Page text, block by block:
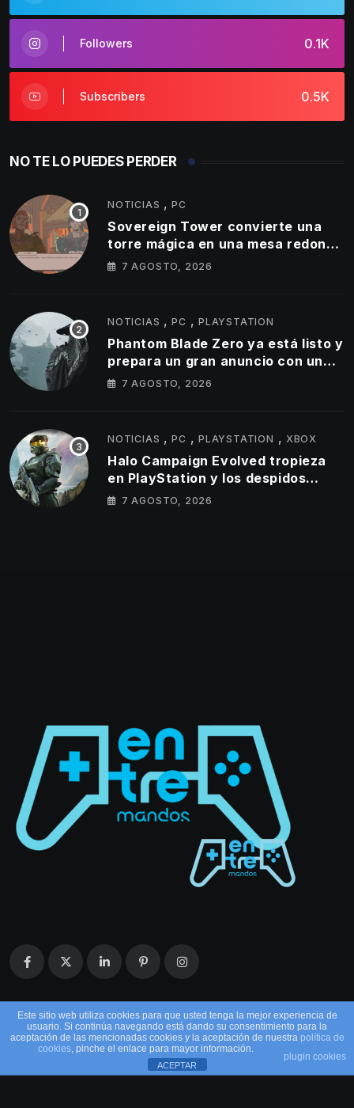
0.1K
Followers
0.5K
Subscribers
NO TE LO PUEDES PERDER
NOTICIAS ,PC
Sovereign Tower convierte una
torre mágica en una mesa redonda
llena de egos
7 AGOSTO, 2026
NOTICIAS ,PC ,PLAYSTATION
Phantom Blade Zero ya está listo y
prepara un gran anuncio con un
tráiler de 11 minutos
7 AGOSTO, 2026
NOTICIAS ,PC ,PLAYSTATION , XBOX
Halo Campaign Evolved tropieza
en PlayStation y los despidos
parecen golpear al estudio tras un
7 AGOSTO, 2026
© 2026 EntreMandos. Todos los derechos
Este sitio web utiliza cookies para que usted tenga la mejor experiencia de
usuario. Si continúa navegando está dando su consentimiento para la
aceptación de las mencionadas cookies y la aceptación de nuestra política de
cookies, pinche el enlace para mayor información.
plugin cookies
ACEPTAR